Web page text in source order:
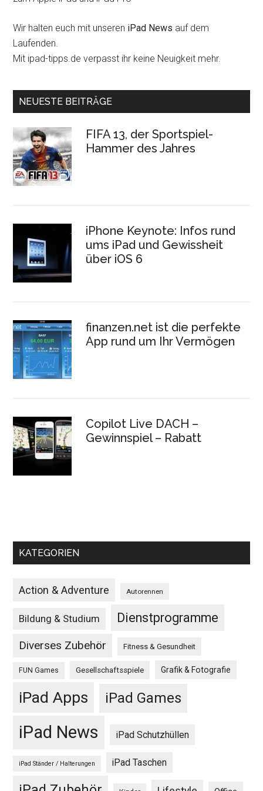
Wir halten euch mit unseren iPad News auf dem
Laufenden.
Mit ipad-tipps.de verpasst ihr keine Neuigkeit mehr.
NEUESTE BEITRÄGE
FIFA 13, der Sportspiel-
Hammer des Jahres
iPhone Keynote: Infos rund
ums iPad und Gewissheit
über iOS 6
finanzen.net ist die perfekte
App rund um Ihr Vermögen
Copilot Live DACH –
Gewinnspiel – Rabatt
KATEGORIEN
Action & Adventure Autorennen
Bildung & Studium Dienstprogramme
Diverses Zubehör Fitness & Gesundheit
FUN Games Gesellschaftsspiele Grafik & Fotografie
iPad Apps iPad Games
iPad News iPad Schutzhüllen
iPad Ständer / Halterungen iPad Taschen